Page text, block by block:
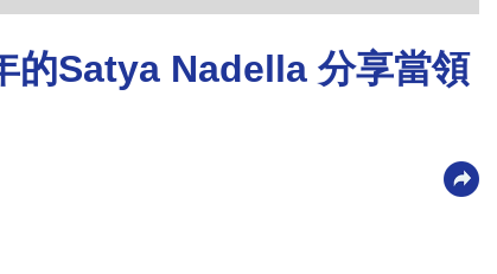
的Satya Nadella 分享當領